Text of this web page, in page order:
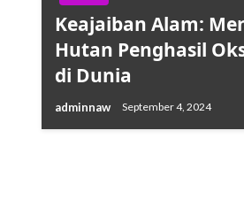
Keajaiban Alam:
Hutan Penghasil
di Dunia
adminnaw September 4, 2024